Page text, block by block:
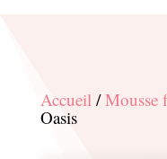
Accueil/Mousse
Oasis